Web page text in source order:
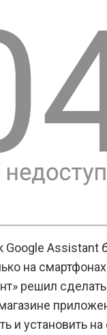
Google Assistant
на
решил
и установить